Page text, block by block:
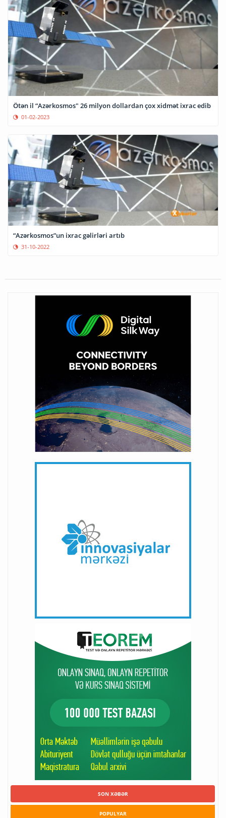
Ötən il “Azərkosmos" 26 milyon dollardan çox xidmət ixrac edib
01-02-2023
“Azərkosmos”un ixrac gəlirləri artıb
31-10-2022
SON XƏBƏR
POPULYAR